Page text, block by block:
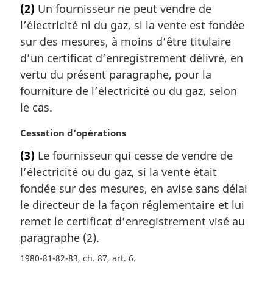
i
n
a
e
:
t
e
m
a
g
i
n
l
:
(2) Un fournisseur ne peut vendre de
l’électricité ni du gaz, si la vente est fondée
sur des mesures, à moins d’être titulaire
d’un certificat d’enregistrement délivré, en
vertu du présent paragraphe, pour la
fourniture de l’électricité ou du gaz, selon
le cas.
N
t
e
m
a
g
i
n
Cessation d’opérations
(3) Le fournisseur qui cesse de vendre de
l’électricité ou du gaz, si la vente était
fondée sur des mesures, en avise sans délai
le directeur de la façon réglementaire et lui
remet le certificat d’enregistrement visé au
paragraphe (2).
1980-81-82-83, ch. 87, art. 6